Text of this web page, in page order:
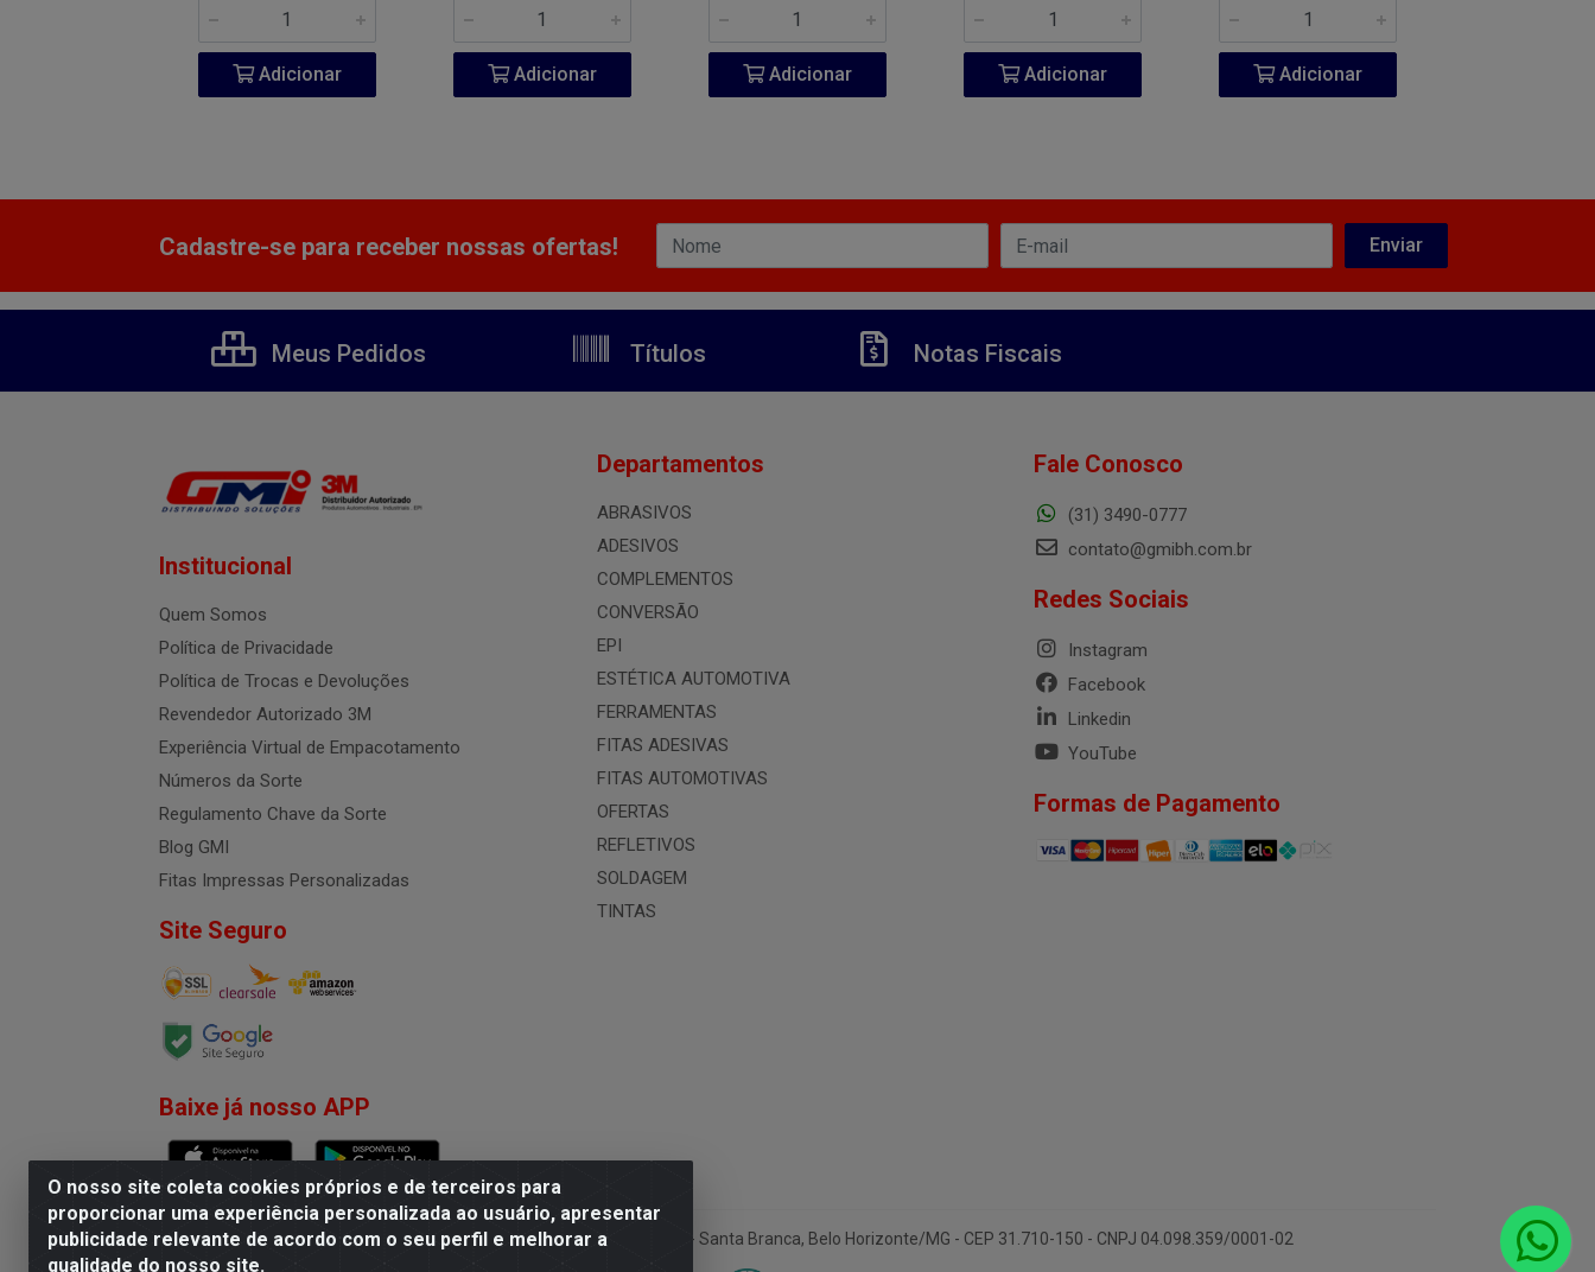
Adicionar Adicionar Adicionar Adicionar Adicionar
O nosso site coleta cookies próprios e de terceiros para
proporcionar uma experiência personalizada ao usuário, apresentar
publicidade relevante de acordo com o seu perfil e melhorar a
qualidade do nosso site.
Cadastre-se para receber nossas ofertas!
Meus Pedidos Títulos Notas Fiscais
Institucional
Quem Somos
Política de Privacidade
Política de Trocas e Devoluções
Revendedor Autorizado 3M
Experiência Virtual de Empacotamento
Números da Sorte
Regulamento Chave da Sorte
Blog GMI
Fitas Impressas Personalizadas
Site Seguro
Baixe já nosso APP
Departamentos
ABRASIVOS
ADESIVOS
COMPLEMENTOS
CONVERSÃO
EPI
ESTÉTICA AUTOMOTIVA
FERRAMENTAS
FITAS ADESIVAS
FITAS AUTOMOTIVAS
OFERTAS
REFLETIVOS
SOLDAGEM
TINTAS
Fale Conosco
(31) 3490-0777
contato@gmibh.com.br
Redes Sociais
Instagram
Facebook
Linkedin
YouTube
Formas de Pagamento
G.M.I. Distribuidora LTDA - Rua Conselheiro Pena, 50 - Santa Branca, Belo Horizonte/MG - CEP 31.710-150 - CNPJ 04.098.359/0001-02